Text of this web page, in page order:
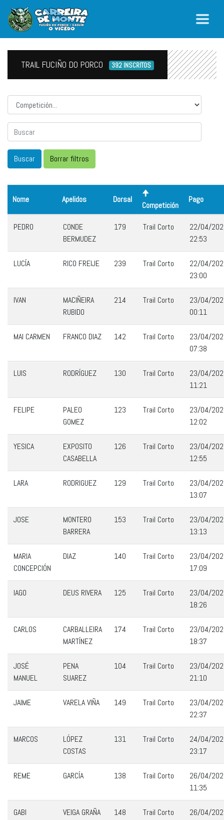
TRAIL FUCIÑO DO PORCO 392 INSCRITOS
Competicion
Nome Apelidos Dorsal
Competición
Pago
PEDRO
CONDE
BERMUDEZ
179 Trail Corto
22/04/
22:53
LUCÍA RICO FREIJE 239 Trail Corto
22/04/
23:00
IVAN
MACIÑEIRA
RUBIDO
214 Trail Corto
23/04/
00:11
MAI CARMEN FRANCO DIAZ 142 Trail Corto
23/04/
07:38
LUIS RODRÍGUEZ 130 Trail Corto
23/04/
11:21
FELIPE
PALEO
GOMEZ
123 Trail Corto
23/04/
12:02
YESICA
EXPOSITO
CASABELLA
126 Trail Corto
23/04/
12:55
LARA RODRIGUEZ 129 Trail Corto
23/04/
13:07
JOSE
MONTERO
BARRERA
153 Trail Corto
23/04/
13:13
MARIA
CONCEPCIÓN
DIAZ 140 Trail Corto
23/04/
17:09
IAGO DEUS RIVERA 125 Trail Corto
23/04/
18:26
CARLOS
CARBALLEIRA
MARTÍNEZ
174 Trail Corto
23/04/
18:37
JOSÉ
MANUEL
PENA
SUAREZ
104 Trail Corto
23/04/
21:10
JAIME VARELA VIÑA 149 Trail Corto
23/04/
22:37
MARCOS
LÓPEZ
COSTAS
131 Trail Corto
24/04/
23:17
REME GARCÍA 138 Trail Corto
26/04/
11:35
GABI VEIGA GRAÑA 148 Trail Corto
26/04/